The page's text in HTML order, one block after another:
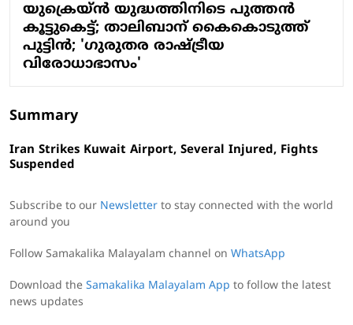
യുക്രെയ്ന്‍ യുദ്ധത്തിനിടെ പുത്തന്‍
കൂട്ടുകെട്ട്; താലിബാന് കൈകൊടുത്ത്
പുട്ടിന്‍; 'ഗുരുതര രാഷ്ട്രീയ
വിരോധാഭാസം'
Summary
Iran Strikes Kuwait Airport, Several Injured, Fights
Suspended
Subscribe to our Newsletter to stay connected with the world
around you
Follow Samakalika Malayalam channel on WhatsApp
Download the Samakalika Malayalam App to follow the latest
news updates